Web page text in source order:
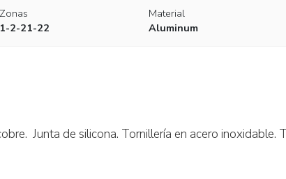
Zonas
1-2-21-22
Material
Aluminum
Junta de silicona. Tornillería en acero